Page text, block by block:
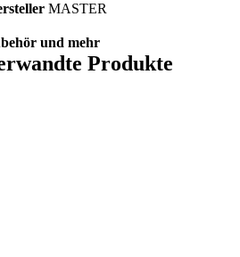
MASTER
und mehr
Produkte